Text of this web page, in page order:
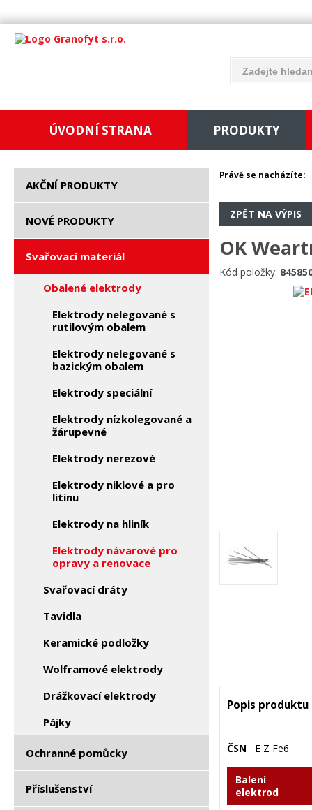
ÚVODNÍ STRANA PRODUKTY
AKČNÍ PRODUKTY
NOVÉ PRODUKTY
Svařovací materiál
Obalené elektrody
Elektrody nelegované s
rutilovým obalem
Elektrody nelegované s
bazickým obalem
Elektrody speciální
Elektrody nízkolegované a
žárupevné
Elektrody nerezové
Elektrody niklové a pro
litinu
Elektrody na hliník
Elektrody návarové pro
opravy a renovace
Svařovací dráty
Tavidla
Keramické podložky
Wolframové elektrody
Drážkovací elektrody
Pájky
Ochranné pomůcky
Příslušenství
Právě se nacházíte:
ZPĚT NA VÝPIS
OK
Kód položky:
Popis produktu
ČSN E Z Fe6
Balení
elektrod